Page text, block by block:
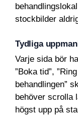
stockbilder
Tydliga
Varje sida bör
”Boka tid”,
behandlingen”
behöver scrolla
högst upp på